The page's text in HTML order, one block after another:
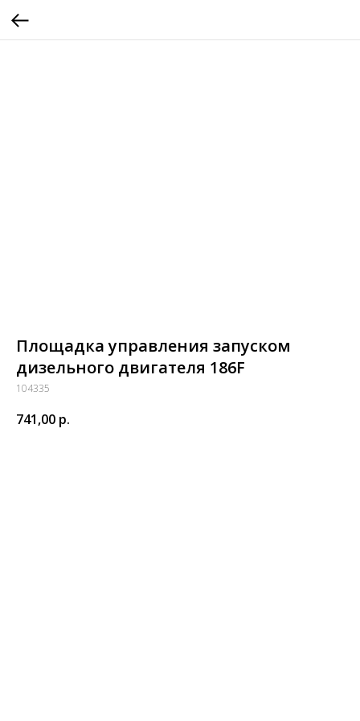
Площадка управления запуском
дизельного двигателя 186F
104335
741,00 р.